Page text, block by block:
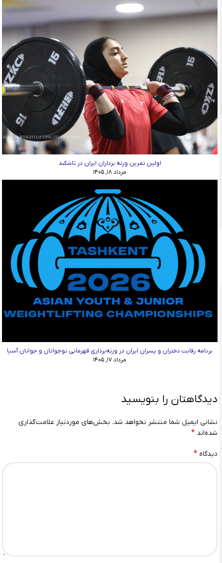
اولین تمرین وزنه برداران ایران در تاشکند
مرداد ۱۸, ۱۴۰۵
برنامه رقابت دختران و پسران ایران در وزنه‌برداری قهرمانی نوجوانان و جوانان آسیا
مرداد ۱۷, ۱۴۰۵
دیدگاهتان را بنویسید
نشانی ایمیل شما منتشر نخواهد شد. بخش‌های موردنیاز علامت‌گذاری
شده‌اند *
دیدگاه *